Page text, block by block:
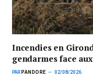
Incendies en
gendarmes face
PAR PANDORE 02/08/2026